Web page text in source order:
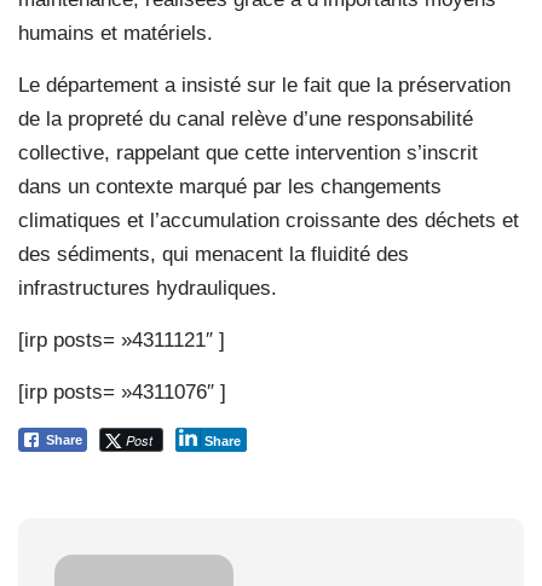
humains et matériels.
Le département a insisté sur le fait que la préservation
de la propreté du canal relève d’une responsabilité
collective, rappelant que cette intervention s’inscrit
dans un contexte marqué par les changements
climatiques et l’accumulation croissante des déchets et
des sédiments, qui menacent la fluidité des
infrastructures hydrauliques.
[irp posts= »4311121″ ]
[irp posts= »4311076″ ]
Share Post Share